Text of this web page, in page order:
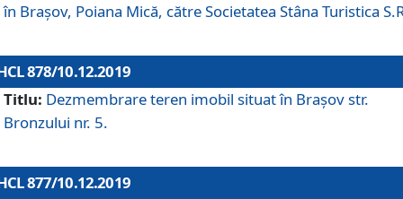
în Brașov, Poiana Mică, către Societatea Stâna Turistica
878/10.12.2019
Titlu: Dezmembrare teren imobil situat în Brașov str.
Bronzului nr. 5.
877/10.12.2019